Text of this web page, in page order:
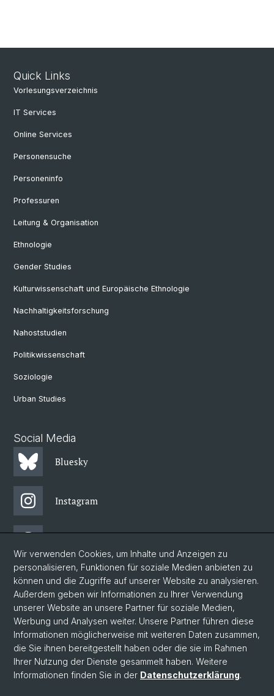
Quick Links
Vorlesungsverzeichnis
IT Services
Online Services
Personensuche
Personeninfo
Professuren
Leitung & Organisation
Ethnologie
Gender Studies
Kulturwissenschaft und Europäische Ethnologie
Nachhaltigkeitsforschung
Nahoststudien
Politikwissenschaft
Soziologie
Urban Studies
Social Media
Bluesky
Instagram
Facebook
Newsletter
© Universität Basel
Philosophisch-Historische Fakultät
Wir verwenden Cookies, um Inhalte und Anzeigen zu
personalisieren, Funktionen für soziale Medien anbieten zu
können und die Zugriffe auf unserer Website zu analysieren.
Außerdem geben wir Informationen zu Ihrer Verwendung
unserer Website an unsere Partner für soziale Medien,
Werbung und Analysen weiter. Unsere Partner führen diese
Informationen möglicherweise mit weiteren Daten zusammen,
die Sie ihnen bereitgestellt haben oder die sie im Rahmen
Ihrer Nutzung der Dienste gesammelt haben. Weitere
Informationen finden Sie in der Datenschutzerklärung.